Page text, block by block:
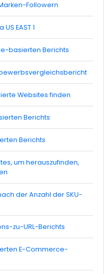
Followern
EAST 1
basierten Berichts
Websites finden
Berichts
Berichts
um herauszufinden,
der Anzahl der SKU-
zu-URL-Berichts
E-Commerce-